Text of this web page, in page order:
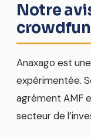
Notre
Anaxago est
expérimentée.
agrément AMF
secteur de